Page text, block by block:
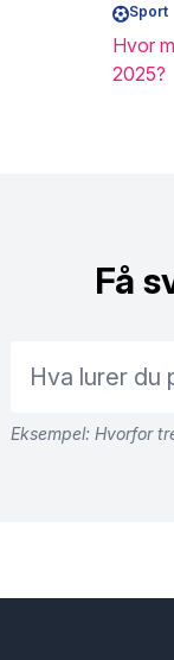
Sport
Hvor
2025?
Få
Eksempel: Hvorfor